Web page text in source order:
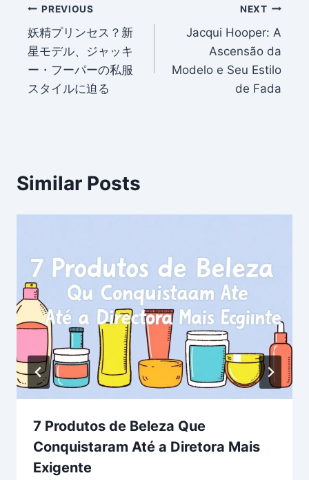
Post
navigation
PREVIOUS
妖精プリンセス？新
星モデル、ジャッキ
ー・フーパーの私服
スタイルに迫る
NEXT
Jacqui Hooper: A
Ascensão da
Modelo e Seu Estilo
de Fada
Similar Posts
7 Produtos de Beleza Que
Conquistaram Até a Diretora Mais
Exigente